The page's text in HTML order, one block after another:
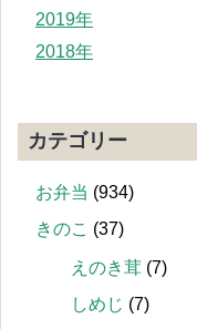
2019年
2018年
カテゴリー
お弁当 (934)
きのこ (37)
えのき茸 (7)
しめじ (7)